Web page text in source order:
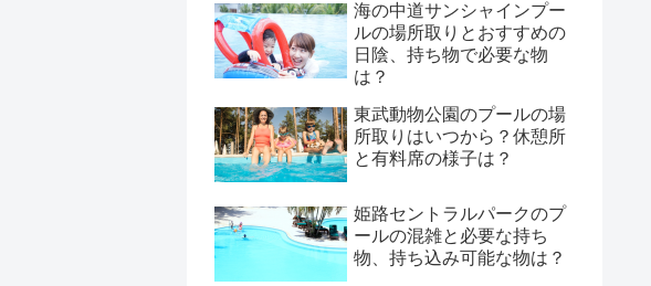
海の中道サンシャインプー
ルの場所取りとおすすめの
日陰、持ち物で必要な物
は？
東武動物公園のプールの場
所取りはいつから？休憩所
と有料席の様子は？
姫路セントラルパークのプ
ールの混雑と必要な持ち
物、持ち込み可能な物は？